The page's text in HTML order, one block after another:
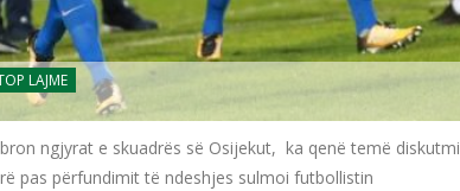
LAJME
ngjyrat e skuadrës së Osijekut, ka qenë temë diskutmi
pas përfundimit të ndeshjes sulmoi futbollistin